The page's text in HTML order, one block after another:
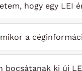
hogy egy LEI
a
bocsátanak ki új